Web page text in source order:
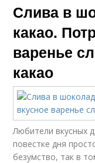
Слива в
какао.
варенье
какао
Любители вкусных
повестке дня
безумство, так в